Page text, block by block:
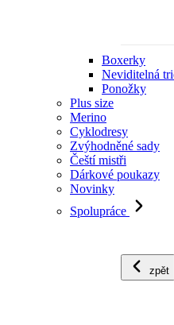
Boxerky
Neviditelná
Ponožky
Plus size
Merino
Cyklodresy
Zvýhodněné sady
Čeští mistři
Dárkové poukazy
Novinky
Spolupráce
zpět